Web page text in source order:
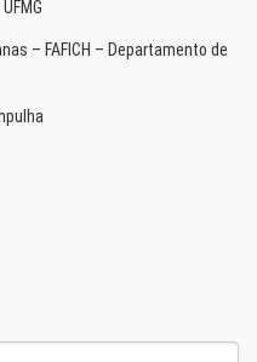
– FAFICH – Departamento de